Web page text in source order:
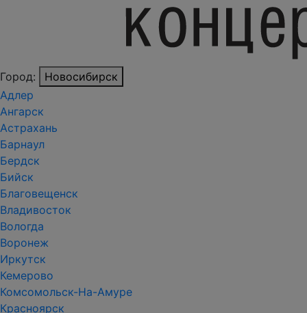
Город:
Новосибирск
Адлер
Ангарск
Астрахань
Барнаул
Бердск
Бийск
Благовещенск
Владивосток
Вологда
Воронеж
Иркутск
Кемерово
Комсомольск-На-Амуре
Красноярск